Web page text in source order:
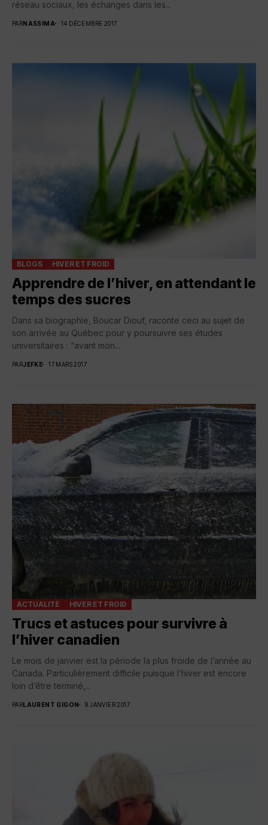
réseau sociaux, les échanges dans les...
PARNASSIMA 14 DÉCEMBRE 2017
BLOGS HIVER ET FROID
Apprendre de l’hiver, en attendant le
temps des sucres
Dans sa biographie, Boucar Diouf, raconte ceci au sujet de
son arrivée au Québec pour y poursuivre ses études
universitaires : “avant mon...
PARJEFKE 17 MARS 2017
ACTUALITÉ HIVER ET FROID
Trucs et astuces pour survivre à
l’hiver canadien
Le mois de janvier est la période la plus froide de l’année au
Canada. Particulièrement difficile puisque l’hiver est encore
loin d’être terminé,...
PARLAURENT GIGON 8 JANVIER 2017